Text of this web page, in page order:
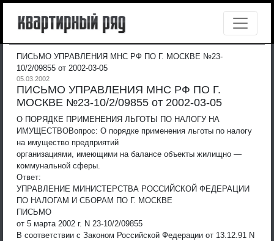
ПИСЬМО УПРАВЛЕНИЯ МНС РФ ПО Г. МОСКВЕ №23-
10/2/09855 от 2002-03-05
05.03.2002
ПИСЬМО УПРАВЛЕНИЯ МНС РФ ПО Г.
МОСКВЕ №23-10/2/09855 от 2002-03-05
О ПОРЯДКЕ ПРИМЕНЕНИЯ ЛЬГОТЫ ПО НАЛОГУ НА
ИМУЩЕСТВОВопрос: О порядке применения льготы по налогу
на имущество предприятий
организациями, имеющими на балансе объекты жилищно —
коммунальной сферы.
Ответ:
УПРАВЛЕНИЕ МИНИСТЕРСТВА РОССИЙСКОЙ ФЕДЕРАЦИИ
ПО НАЛОГАМ И СБОРАМ ПО Г. МОСКВЕ
ПИСЬМО
от 5 марта 2002 г. N 23-10/2/09855
В соответствии с Законом Российской Федерации от 13.12.91 N